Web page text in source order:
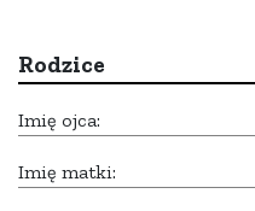
Rodzice
Imię ojca:
Imię matki: